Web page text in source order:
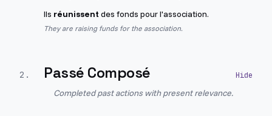
Ils réunissentdes fonds pour l'association.
They are raising funds for the association.
2 . Passé Composé
Completed past actions with present relevance.